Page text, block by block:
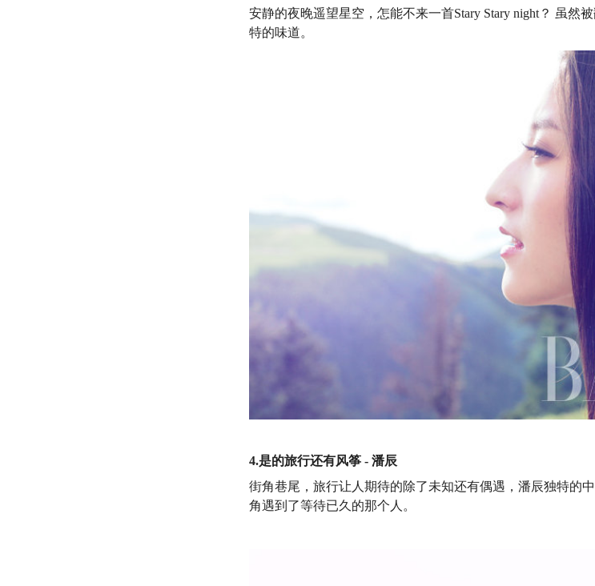
安静的夜晚遥望星空，怎能不来一首Stary Stary night？ 虽然
特的味道。
4.是的旅行还有风筝 - 潘辰
街角巷尾，旅行让人期待的除了未知还有偶遇，潘辰独特的
角遇到了等待已久的那个人。